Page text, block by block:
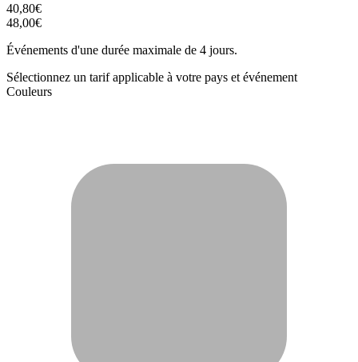
40,80€
48,00€
Événements d'une durée maximale de 4 jours.
Sélectionnez un tarif applicable à votre pays et événement
Couleurs